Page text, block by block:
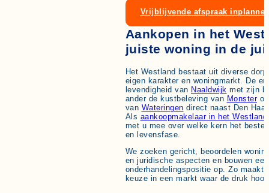
Vrijblijvende afspraak
Aankopen in het
juiste woning in de
Het Westland bestaat uit diverse
eigen karakter en woningmarkt. De
levendigheid van Naaldwijk met zijn
ander de kustbeleving van Monsterof
van Wateringen direct naast Den
Als aankoopmakelaar in het Westland
met u mee over welke kern het beste
en levensfase.
We zoeken gericht, beoordelen
en juridische aspecten en bouwen
onderhandelingspositie op. Zo maakt
keuze in een markt waar de druk